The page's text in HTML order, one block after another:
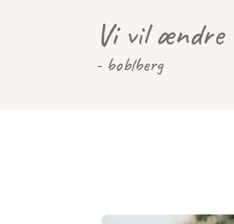
Vi vil
- boblberg